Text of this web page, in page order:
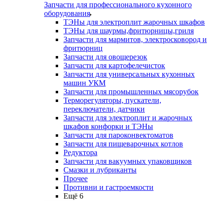
Запчасти для профессионального кухонного
оборудования
ТЭНы для электроплит жарочных шкафов
ТЭНы для шаурмы,фритюрницы,гриля
Запчасти для мармитов, электросковород и
фритюрниц
Запчасти для овощерезок
Запчасти для картофелечисток
Запчасти для универсальных кухонных
машин УКМ
Запчасти для промышленных мясорубок
Терморегуляторы, пускатели,
переключатели, датчики
Запчасти для электроплит и жарочных
шкафов конфорки и ТЭНы
Запчасти для пароконвектоматов
Запчасти для пищеварочных котлов
Редуктора
Запчасти для вакуумных упаковщиков
Смазки и лубриканты
Прочее
Противни и гастроемкости
Ещё 6